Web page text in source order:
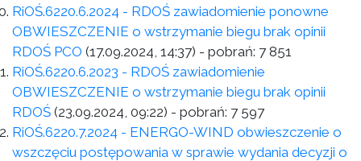
RiOŚ.6220.6.2024 - RDOŚ zawiadomienie ponowne
OBWIESZCZENIE o wstrzymanie biegu brak opinii
RDOŚ PCO (17.09.2024, 14:37) - pobrań: 7 851
RiOŚ.6220.6.2023 - RDOŚ zawiadomienie
OBWIESZCZENIE o wstrzymanie biegu brak opinii
RDOŚ (23.09.2024, 09:22) - pobrań: 7 597
RiOŚ.6220.7.2024 - ENERGO-WIND obwieszczenie o
wszczęciu postępowania w sprawie wydania decyzji o